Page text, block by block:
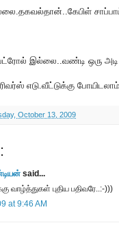
இல்லை..வண்டி ஒரு
எடு.வீட்டுக்கு
October 13, 2009
said...
வாழ்த்துகள் புதிய பதிவரே..:-)))
at 9:46 AM